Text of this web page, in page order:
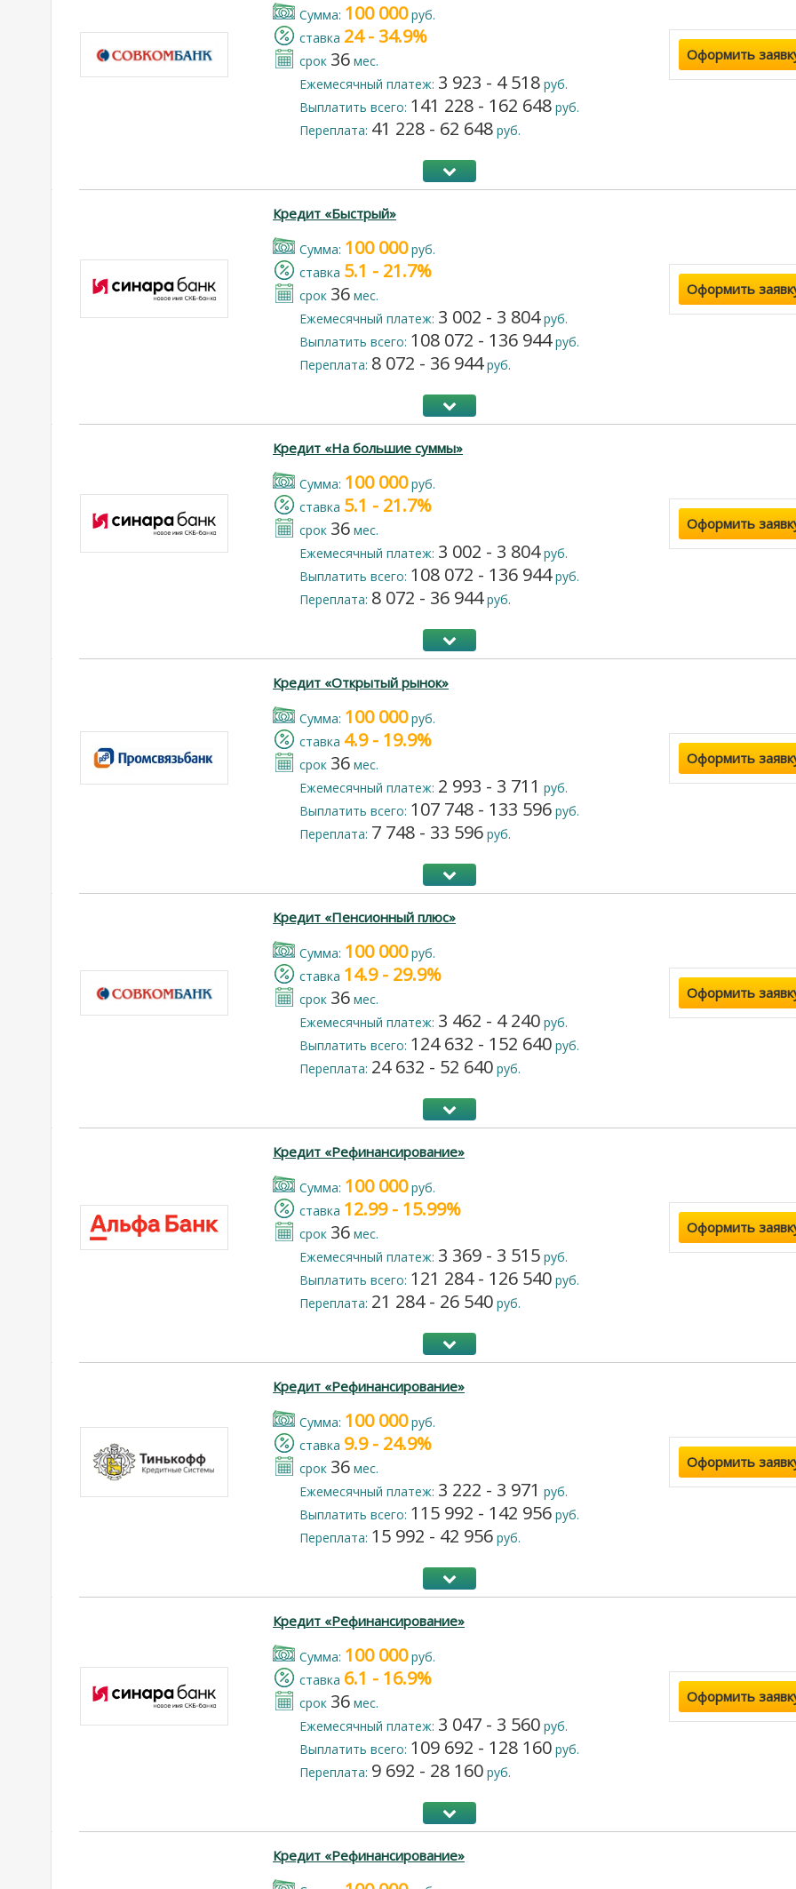
Cумма: 100 000руб.
cтавка 24 - 34.9%
срок 36 мес.
Ежемесячный платеж: 3 923 - 4 518 руб.
Выплатить всего: 141 228 - 162 648 руб.
Переплата: 41 228 - 62 648 руб.
Оформить
Кредит «Быстрый»
Cумма: 100 000руб.
cтавка 5.1 - 21.7%
срок 36 мес.
Ежемесячный платеж: 3 002 - 3 804руб.
Выплатить всего: 108 072 - 136 944руб.
Переплата: 8 072 - 36 944руб.
Оформить
Кредит «На большие суммы»
Cумма: 100 000руб.
cтавка 5.1 - 21.7%
срок 36 мес.
Ежемесячный платеж: 3 002 - 3 804руб.
Выплатить всего: 108 072 - 136 944руб.
Переплата: 8 072 - 36 944руб.
Оформить
Кредит «Открытый рынок»
Cумма: 100 000руб.
cтавка 4.9 - 19.9%
срок 36 мес.
Ежемесячный платеж: 2 993 - 3 711 руб.
Выплатить всего: 107 748 - 133 596 руб.
Переплата: 7 748 - 33 596 руб.
Оформить
Кредит «Пенсионный плюс»
Cумма: 100 000руб.
cтавка 14.9 - 29.9%
срок 36 мес.
Ежемесячный платеж: 3 462 - 4 240 руб.
Выплатить всего: 124 632 - 152 640 руб.
Переплата: 24 632 - 52 640 руб.
Оформить
Кредит «Рефинансирование»
Cумма: 100 000руб.
cтавка 12.99 - 15.99%
срок 36 мес.
Ежемесячный платеж: 3 369 - 3 515 руб.
Выплатить всего: 121 284 - 126 540 руб.
Переплата: 21 284 - 26 540 руб.
Оформить
Кредит «Рефинансирование»
Cумма: 100 000руб.
cтавка 9.9 - 24.9%
срок 36 мес.
Ежемесячный платеж: 3 222 - 3 971 руб.
Выплатить всего: 115 992 - 142 956 руб.
Переплата: 15 992 - 42 956 руб.
Оформить
Кредит «Рефинансирование»
Cумма: 100 000руб.
cтавка 6.1 - 16.9%
срок 36 мес.
Ежемесячный платеж: 3 047 - 3 560 руб.
Выплатить всего: 109 692 - 128 160 руб.
Переплата: 9 692 - 28 160 руб.
Оформить
Кредит «Рефинансирование»